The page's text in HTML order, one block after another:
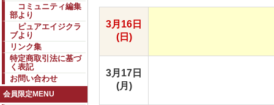
コミュニティ編集
部より
ピュアエイジクラ
ブより
リンク集
特定商取引法に基づ
く表記
お問い合わせ
会員限定MENU
3月16日
(日)
3月17日
(月)